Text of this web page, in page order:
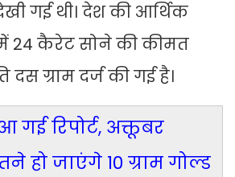
गई थी। देश की आर्थिक
24 कैरेट सोने की कीमत
दस ग्राम दर्ज की गई है।
गई रिपोर्ट, अक्तूबर
हो जाएंगे 10 ग्राम गोल्ड